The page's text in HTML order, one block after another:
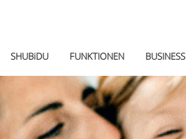
SHUBiDU FUNKTIONEN BUSINESS